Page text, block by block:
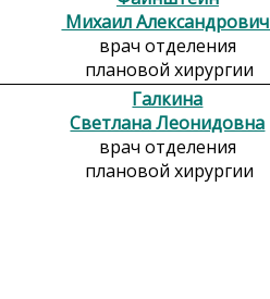
Михаил Александрович
врач отделения
плановой хирургии
Галкина
Светлана Леонидовна
врач отделения
плановой хирургии